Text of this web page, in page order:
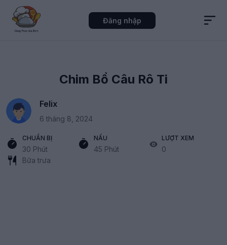
Đăng nhập
Chim Bồ Câu Rô Ti
Felix
6 tháng 8, 2024
CHUẨN BỊ
30 Phút
NẤU
45 Phút
LƯỢT XEM
0
Bữa trưa